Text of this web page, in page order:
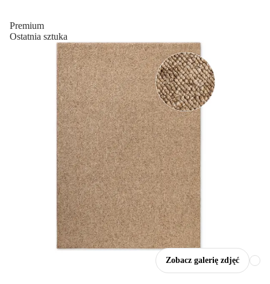
Zobacz galerię zdjęć
Premium
Ostatnia sztuka